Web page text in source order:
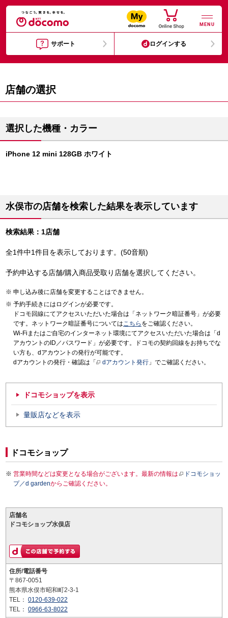
MENU
サポート ログインする
店舗の選択
選択した機種・カラー
iPhone 12 mini 128GB ホワイト
水俣市の店舗を検索した結果を表示しています
検索結果：1店舗
全1件中1件目を表示しております。(50音順)
予約申込する店舗/購入商品受取り店舗を選択してください。
申し込み後に店舗を変更することはできません。
予約手続きにはログインが必要です。
ドコモ回線にてアクセスいただいた場合は「ネットワーク暗証番号」が必要
です。ネットワーク暗証番号についてはこちら をご確認ください。
Wi-Fiまたはご自宅のインターネット環境にてアクセスいただいた場合は「d
アカウントのID／パスワード」が必要です。ドコモの契約回線をお持ちでな
い方も、dアカウントの発行が可能です。
dアカウントの発行・確認は「
dアカウント発行 」でご確認ください。
ドコモショップを表示
量販店などを表示
ドコモショップ
営業時間などは変更となる場合がございます。最新の情報は
ドコモショッ
プ／d gardenからご確認ください。
店舗名
ドコモショップ水俣店
住所/電話番号
〒867-0051
熊本県水俣市昭和町2-3-1
TEL： 0120-639-022
TEL： 0966-63-8022